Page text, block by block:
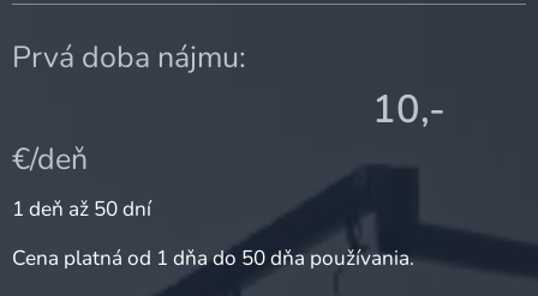
Prvá doba nájmu:
10,-
€/deň
1 deň až 50 dní
Cena platná od 1 dňa do 50 dňa používania.